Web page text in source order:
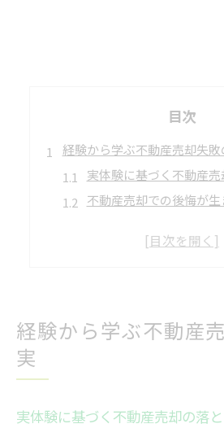
目次
経験から学ぶ不動産売却失敗
実体験に基づく不動産
不動産売却での後悔が
売主が直面した不動産ト
不動産売却で陥りやす
不動産売却時に事前確認
経験から学ぶ不動産
実
実体験に基づく不動産売却の落